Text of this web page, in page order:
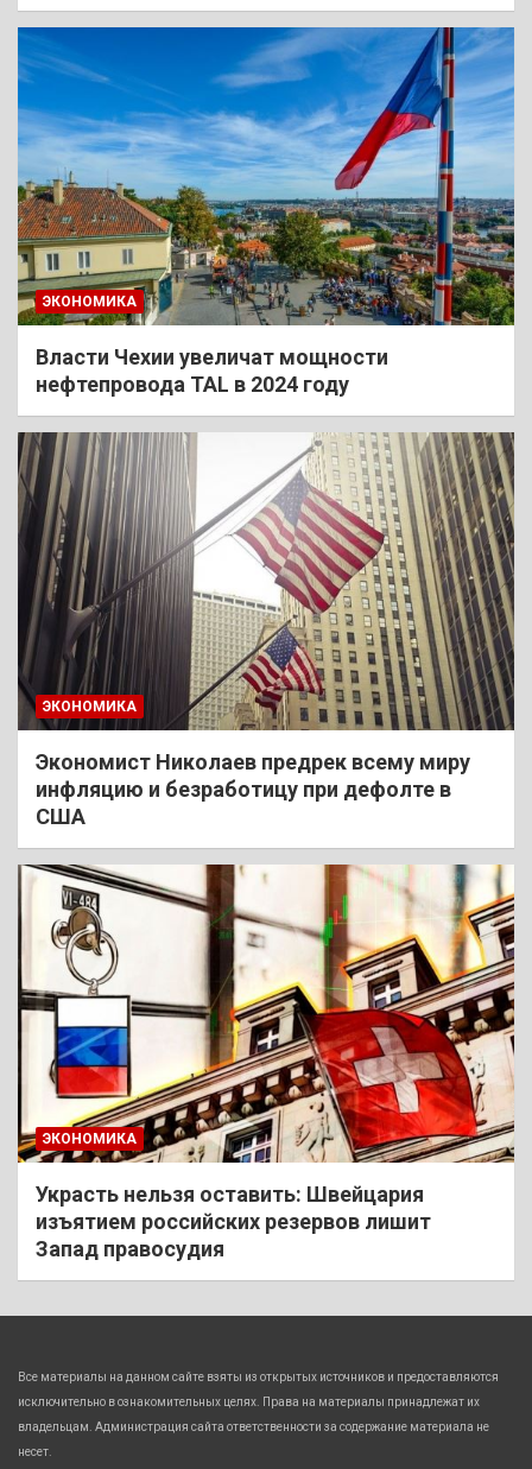
ЭКОНОМИКА
Власти Чехии увеличат мощности
нефтепровода TAL в 2024 году
ЭКОНОМИКА
Экономист Николаев предрек всему миру
инфляцию и безработицу при дефолте в
США
ЭКОНОМИКА
Украсть нельзя оставить: Швейцария
изъятием российских резервов лишит
Запад правосудия
Все материалы на данном сайте взяты из открытых источников и предоставляются
исключительно в ознакомительных целях. Права на материалы принадлежат их
владельцам. Администрация сайта ответственности за содержание материала не
несет.